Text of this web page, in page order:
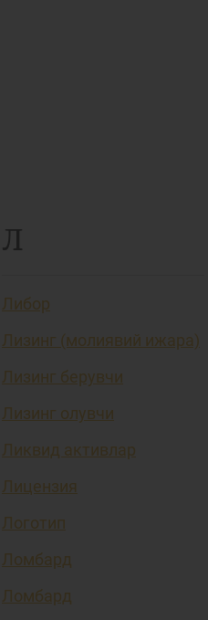
Л
Либор
Лизинг (молиявий ижара)
Лизинг берувчи
Лизинг олувчи
Ликвид активлар
Лицензия
Логотип
Ломбард
Ломбард